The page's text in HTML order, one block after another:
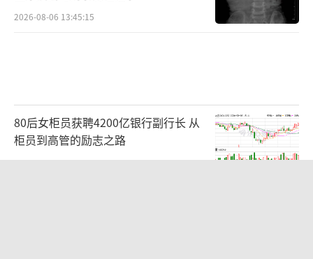
2026-08-06 13:45:15
80后女柜员获聘4200亿银行副行长 从
柜员到高管的励志之路
2026-08-06 15:12:35